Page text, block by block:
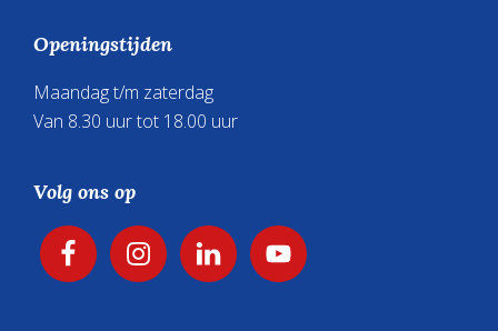
Openingstijden
Maandag t/m zaterdag
Van 8.30 uur tot 18.00 uur
Volg ons op